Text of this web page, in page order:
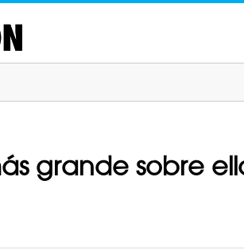
grande sobre